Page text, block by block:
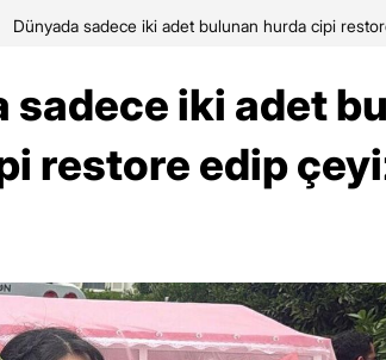
Dünyada sadece iki adet bulunan hurda cipi
sadece iki adet
restore edip